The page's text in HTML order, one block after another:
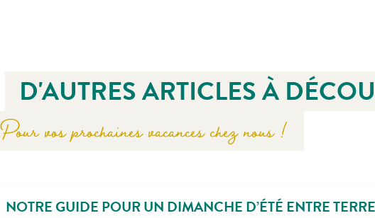
D'AUTRES ARTICLES À
Pour vos prochaines vacances chez nous !
NOTRE GUIDE POUR UN DIMANCHE D’ÉTÉ ENTRE